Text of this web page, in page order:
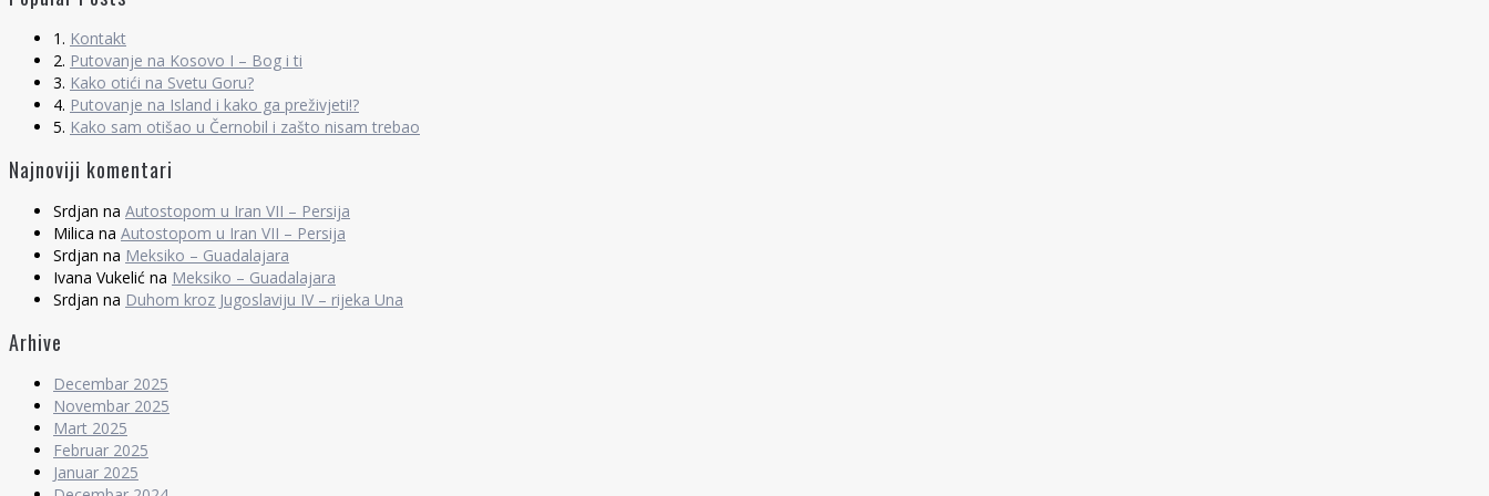
1. Kontakt
2. Putovanje na Kosovo I – Bog i ti
3. Kako otići na Svetu Goru?
4. Putovanje na Island i kako ga preživjeti!?
5. Kako sam otišao u Černobil i zašto nisam trebao
Najnoviji komentari
Srdjan na Autostopom u Iran VII – Persija
Milica na Autostopom u Iran VII – Persija
Srdjan na Meksiko – Guadalajara
Ivana Vukelić na Meksiko – Guadalajara
Srdjan na Duhom kroz Jugoslaviju IV – rijeka Una
Arhive
Decembar 2025
Novembar 2025
Mart 2025
Februar 2025
Januar 2025